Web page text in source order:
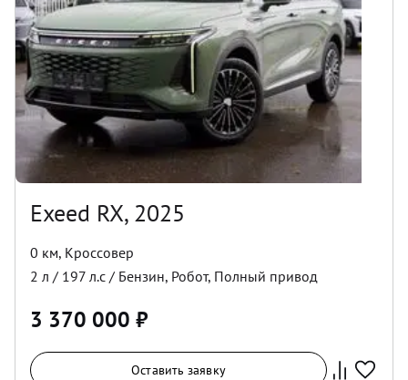
Exeed RX, 2025
0 км, Кроссовер
2 л / 197 л.с / Бензин, Робот, Полный привод
3 370 000 ₽
Оставить заявку